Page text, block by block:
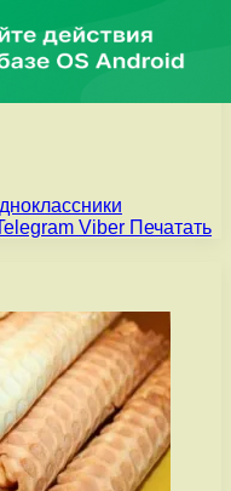
Viber Печатать